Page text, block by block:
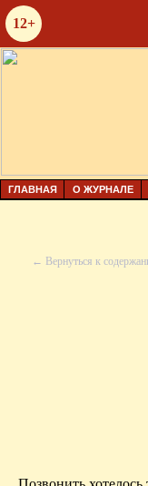
12+
ГЛАВНАЯ О ЖУРНАЛЕ
← Вернуться к